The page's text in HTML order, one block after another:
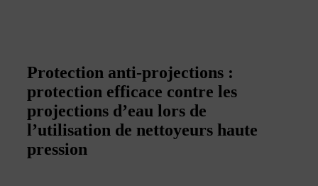
Protection anti-projections :
protection efficace contre les
projections d’eau lors de
l’utilisation de nettoyeurs haute
pression